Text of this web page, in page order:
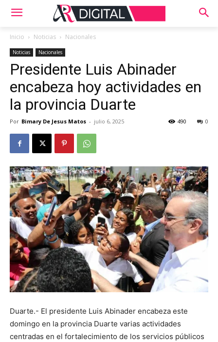
Inicio Noticias Nacionales
Noticias Nacionales
Presidente Luis Abinader
encabeza hoy actividades en
la provincia Duarte
Por Bimary De Jesus Matos - julio 6, 2025 0
490
Duarte.- El presidente Luis Abinader encabeza este
domingo en la provincia Duarte varias actividades
centradas en el fortalecimiento de los servicios públicos